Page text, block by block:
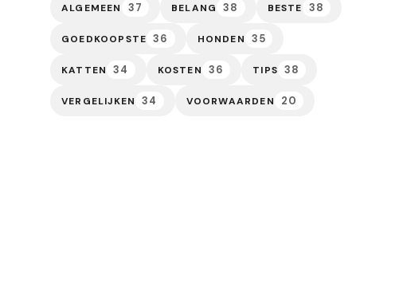
ALGEMEEN 37 BELANG 38 BESTE 38
GOEDKOOPSTE 36 HONDEN 35
KATTEN 34 KOSTEN 36 TIPS 38
VERGELIJKEN 34 VOORWAARDEN 20